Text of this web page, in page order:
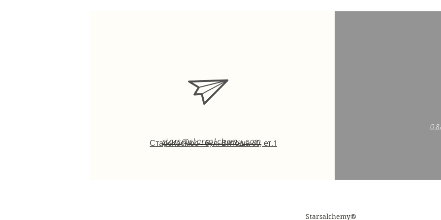
stars@starsalchemy.com
СтарсКосмос - бул. Витоша 60, ет.1
Starsalchemy®